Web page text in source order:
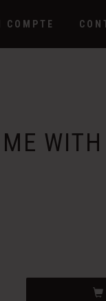
COMPTE
ME